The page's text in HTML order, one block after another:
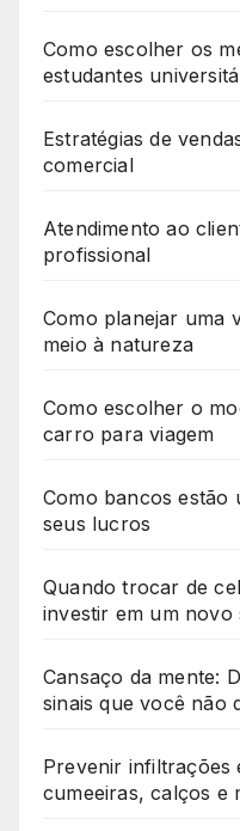
Como escolher os
estudantes
Estratégias de
comercial
Atendimento ao
profissional
Como planejar uma
meio à natureza
Como escolher o
carro para viagem
Como bancos estão
seus lucros
Quando trocar de
investir em um novo
Cansaço da mente:
sinais que você não
Prevenir infiltrações
cumeeiras, calços e